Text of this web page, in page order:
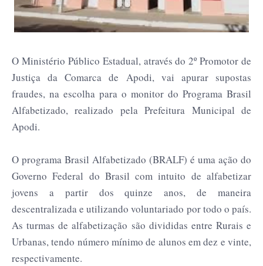
O Ministério Público Estadual, através do 2º Promotor de
Justiça da Comarca de Apodi, vai apurar supostas
fraudes, na escolha para o monitor do Programa Brasil
Alfabetizado, realizado pela Prefeitura Municipal de
Apodi.
O programa Brasil Alfabetizado (BRALF) é uma ação do
Governo Federal do Brasil com intuito de alfabetizar
jovens a partir dos quinze anos, de maneira
descentralizada e utilizando voluntariado por todo o país.
As turmas de alfabetização são divididas entre Rurais e
Urbanas, tendo número mínimo de alunos em dez e vinte,
respectivamente.